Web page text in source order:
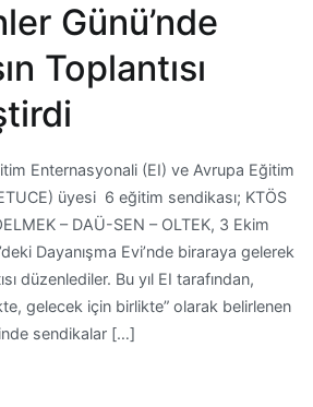
Günü’nde
Toplantısı
Enternasyonali (EI) ve Avrupa Eğitim
üyesi 6 eğitim sendikası; KTÖS
– DAÜ-SEN – OLTEK, 3 Ekim
Dayanışma Evi’nde biraraya gelerek
düzenlediler. Bu yıl EI tarafından,
gelecek için birlikte” olarak belirlenen
sendikalar […]